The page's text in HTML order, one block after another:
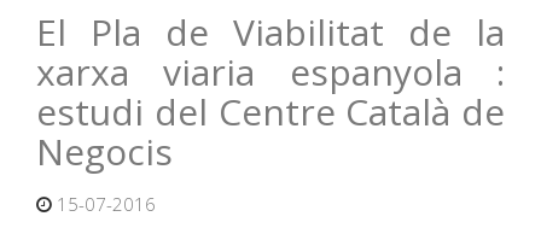
El Pla de Viabilitat de la
xarxa viaria espanyola :
estudi del Centre Català de
Negocis
15-07-2016